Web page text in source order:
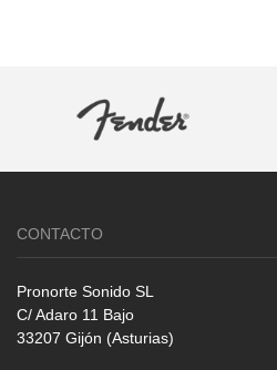
CONTACTO
Pronorte Sonido SL
C/ Adaro 11 Bajo
33207 Gijón (Asturias)